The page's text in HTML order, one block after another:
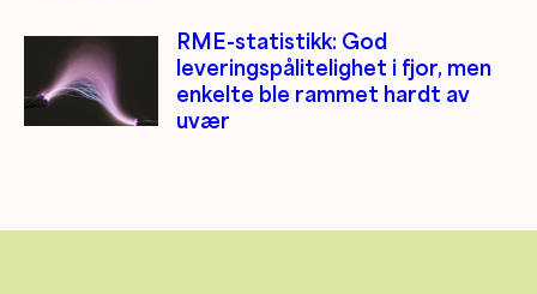
RME-statistikk: God
leveringspålitelighet i fjor, men
enkelte ble rammet hardt av
uvær